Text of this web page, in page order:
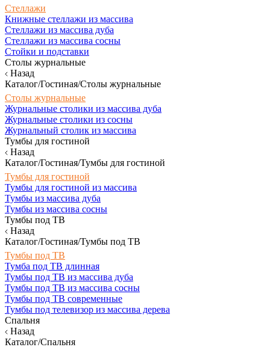
Стеллажи
Книжные стеллажи из массива
Стеллажи из массива дуба
Стеллажи из массива сосны
Стойки и подставки
Столы журнальные
Назад
Каталог/Гостиная/Столы журнальные
Столы журнальные
Журнальные столики из массива дуба
Журнальные столики из сосны
Журнальный столик из массива
Тумбы для гостиной
Назад
Каталог/Гостиная/Тумбы для гостиной
Тумбы для гостиной
Тумбы для гостиной из массива
Тумбы из массива дуба
Тумбы из массива сосны
Тумбы под ТВ
Назад
Каталог/Гостиная/Тумбы под ТВ
Тумбы под ТВ
Тумба под ТВ длинная
Тумбы под ТВ из массива дуба
Тумбы под ТВ из массива сосны
Тумбы под ТВ современные
Тумбы под телевизор из массива дерева
Спальня
Назад
Каталог/Спальня